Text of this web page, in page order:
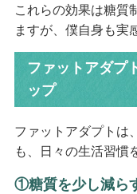
これらの効果は糖質
ますが、僕自身も実
ファットアダプ
ップ
ファットアダプトは
も、日々の生活習慣
①糖質を少し減ら